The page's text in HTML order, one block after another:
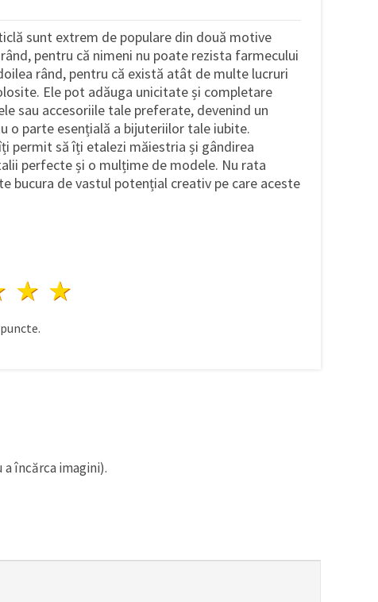
sunt extrem de populare din două motive
pentru că nimeni nu poate rezista farmecului
rând, pentru că există atât de multe lucruri
Ele pot adăuga unicitate și completare
sau accesoriile tale preferate, devenind un
o parte esențială a bijuteriilor tale iubite.
permit să îți etalezi măiestria și gândirea
perfecte și o mulțime de modele. Nu rata
bucura de vastul potențial creativ pe care aceste
4 stele
3 stele
puncte.
încărca imagini).